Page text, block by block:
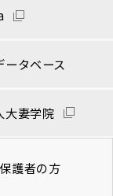
ータベース
大妻学院
護者の方